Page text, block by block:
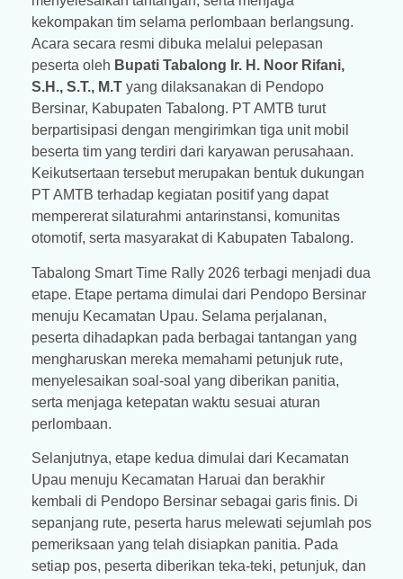
kekompakan tim selama perlombaan berlangsung.
Acara secara resmi dibuka melalui pelepasan
peserta oleh Bupati Tabalong Ir. H. Noor Rifani,
S.H., S.T., M.T yang dilaksanakan di Pendopo
Bersinar, Kabupaten Tabalong. PT AMTB turut
berpartisipasi dengan mengirimkan tiga unit mobil
beserta tim yang terdiri dari karyawan perusahaan.
Keikutsertaan tersebut merupakan bentuk dukungan
PT AMTB terhadap kegiatan positif yang dapat
mempererat silaturahmi antarinstansi, komunitas
otomotif, serta masyarakat di Kabupaten Tabalong.
Tabalong Smart Time Rally 2026 terbagi menjadi dua
etape. Etape pertama dimulai dari Pendopo Bersinar
menuju Kecamatan Upau. Selama perjalanan,
peserta dihadapkan pada berbagai tantangan yang
mengharuskan mereka memahami petunjuk rute,
menyelesaikan soal-soal yang diberikan panitia,
serta menjaga ketepatan waktu sesuai aturan
perlombaan.
Selanjutnya, etape kedua dimulai dari Kecamatan
Upau menuju Kecamatan Haruai dan berakhir
kembali di Pendopo Bersinar sebagai garis finis. Di
sepanjang rute, peserta harus melewati sejumlah pos
pemeriksaan yang telah disiapkan panitia. Pada
setiap pos, peserta diberikan teka-teki, petunjuk, dan